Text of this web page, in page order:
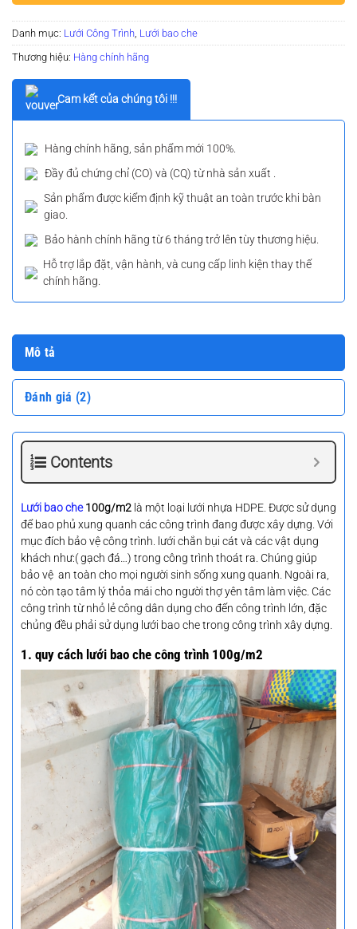
Cam kết của chúng tôi !!!
Hàng chính hãng, sản phẩm mới 100%.
Đầy đủ chứng chỉ (CO) và (CQ) từ nhà sản xuất .
Sản phẩm được kiểm định kỹ thuật an toàn trước khi bàn
giao.
Bảo hành chính hãng từ 6 tháng trở lên tùy thương hiệu.
Hỗ trợ lắp đặt, vận hành, và cung cấp linh kiện thay thế
chính hãng.
Danh mục: Lưới Công Trình, Lưới bao che
Thương hiệu: Hàng chính hãng
Mô tả
Đánh giá (2)
Contents
Lưới bao che100g/m2 là một loại lưới nhựa HDPE. Được sử dụng
để bao phủ xung quanh các công trình đang được xây dựng. Với
mục đích bảo vệ công trình. lưới chắn bụi cát và các vật dụng
khách như:( gạch đá…) trong công trình thoát ra. Chúng giúp
bảo vệ an toàn cho mọi người sinh sống xung quanh. Ngoài ra,
nó còn tạo tâm lý thỏa mái cho người thợ yên tâm làm việc. Các
công trình từ nhỏ lẻ công dân dụng cho đến công trình lớn, đặc
chủng đều phải sử dụng lưới bao che trong công trình xây dựng.
1. quy cách lưới bao che công trình 100g/m2